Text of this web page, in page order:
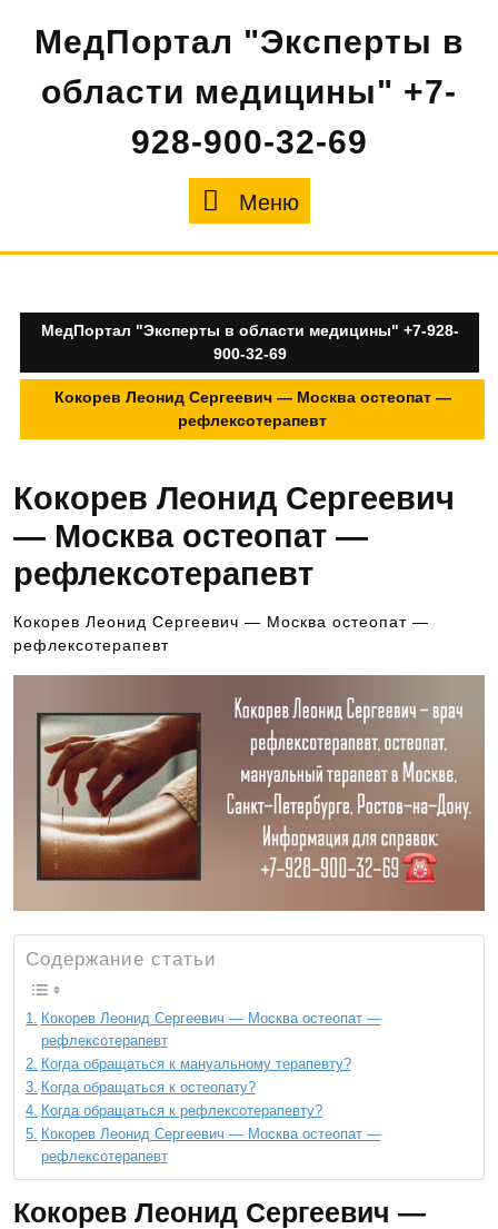
содержимому
МедПортал "Эксперты в
области медицины" +7-
928-900-32-69
Меню
МедПортал "Эксперты в области медицины" +7-928-
900-32-69
Кокорев Леонид Сергеевич — Москва остеопат —
рефлексотерапевт
Кокорев Леонид Сергеевич
— Москва остеопат —
рефлексотерапевт
Кокорев Леонид Сергеевич — Москва остеопат —
рефлексотерапевт
Содержание статьи
Кокорев Леонид Сергеевич — Москва остеопат —
рефлексотерапевт
Когда обращаться к мануальному терапевту?
Когда обращаться к остеопату?
Когда обращаться к рефлексотерапевту?
Кокорев Леонид Сергеевич — Москва остеопат —
рефлексотерапевт
Кокорев Леонид Сергеевич —